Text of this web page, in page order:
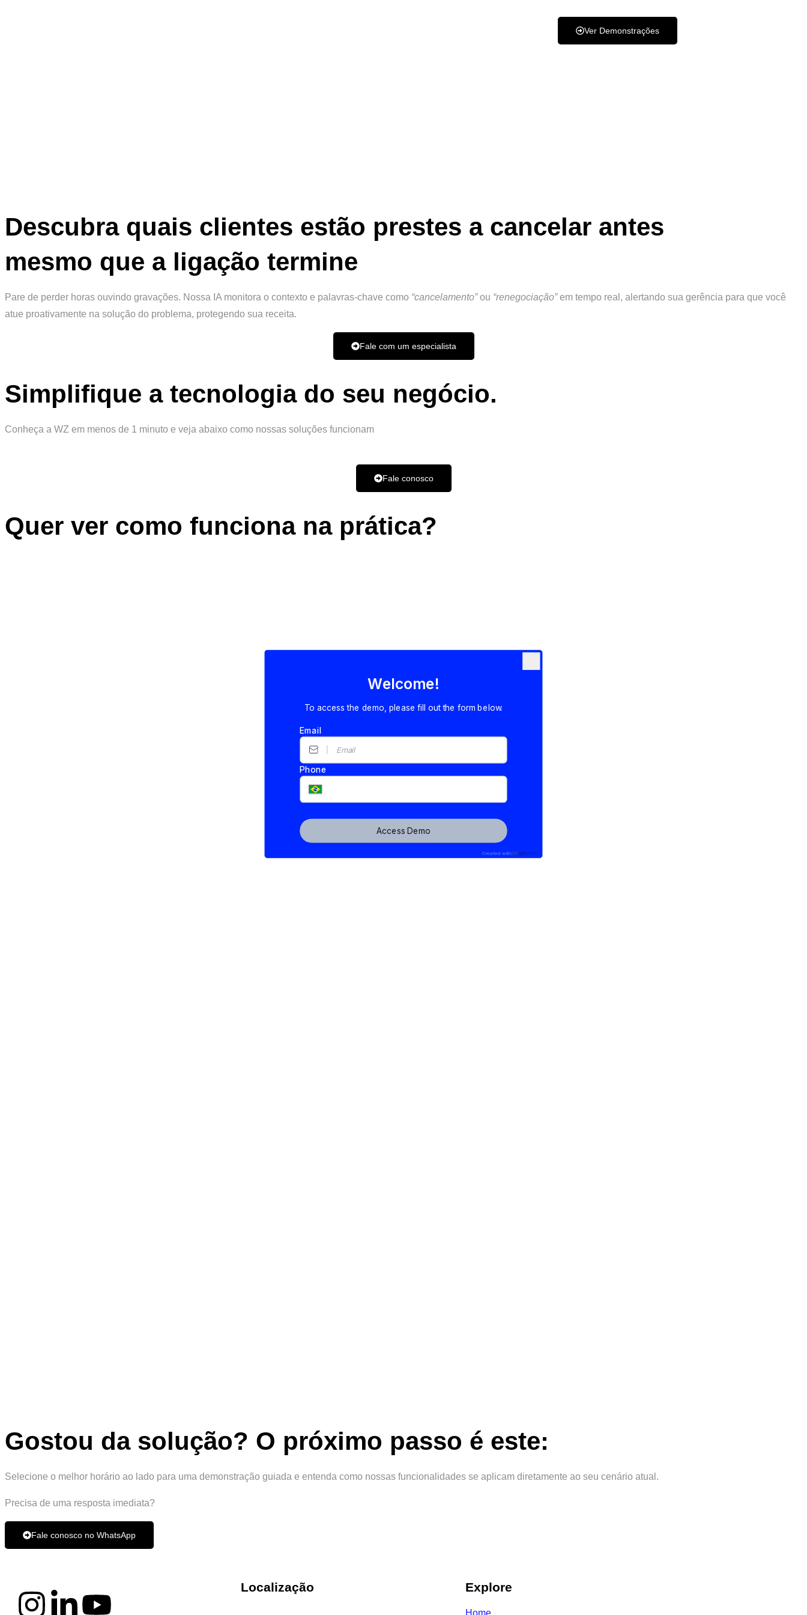
Ver Demonstrações
Descubra quais clientes estão prestes a cancelar antes
mesmo que a ligação termine
Pare de perder horas ouvindo gravações. Nossa IA monitora o contexto e palavras-chave como “cancelamento”ou “renegociação”em tempo real, alertando sua gerência para que você
atue proativamente na solução do problema, protegendo sua receita.
Fale com um especialista
Simplifique a tecnologia do seu negócio.
Conheça a WZ em menos de 1 minuto e veja abaixo como nossas soluções funcionam
Fale conosco
Quer ver como funciona na prática?
Gostou da solução? O próximo passo é este:
Selecione o melhor horário ao lado para uma demonstração guiada e entenda como nossas funcionalidades se aplicam diretamente ao seu cenário atual.
Precisa de uma resposta imediata?
Fale conosco no WhatsApp
Localização Explore
Home